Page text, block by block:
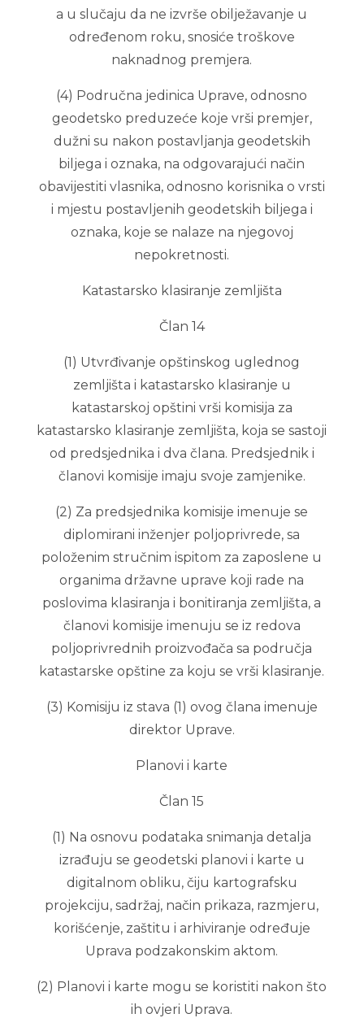
a u slučaju da ne izvrše obilježavanje u
određenom roku, snosiće troškove
naknadnog premjera.
(4) Područna jedinica Uprave, odnosno
geodetsko preduzeće koje vrši premjer,
dužni su nakon postavljanja geodetskih
biljega i oznaka, na odgovarajući način
obavijestiti vlasnika, odnosno korisnika o vrsti
i mjestu postavljenih geodetskih biljega i
oznaka, koje se nalaze na njegovoj
nepokretnosti.
Katastarsko klasiranje zemljišta
Član 14
(1) Utvrđivanje opštinskog uglednog
zemljišta i katastarsko klasiranje u
katastarskoj opštini vrši komisija za
katastarsko klasiranje zemljišta, koja se sastoji
od predsjednika i dva člana. Predsjednik i
članovi komisije imaju svoje zamjenike.
(2) Za predsjednika komisije imenuje se
diplomirani inženjer poljoprivrede, sa
položenim stručnim ispitom za zaposlene u
organima državne uprave koji rade na
poslovima klasiranja i bonitiranja zemljišta, a
članovi komisije imenuju se iz redova
poljoprivrednih proizvođača sa područja
katastarske opštine za koju se vrši klasiranje.
(3) Komisiju iz stava (1) ovog člana imenuje
direktor Uprave.
Planovi i karte
Član 15
(1) Na osnovu podataka snimanja detalja
izrađuju se geodetski planovi i karte u
digitalnom obliku, čiju kartografsku
projekciju, sadržaj, način prikaza, razmjeru,
korišćenje, zaštitu i arhiviranje određuje
Uprava podzakonskim aktom.
(2) Planovi i karte mogu se koristiti nakon što
ih ovjeri Uprava.